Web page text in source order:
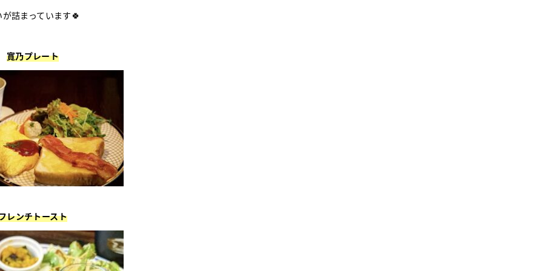
が詰まっています🍀
寛乃プレート
レンチトースト